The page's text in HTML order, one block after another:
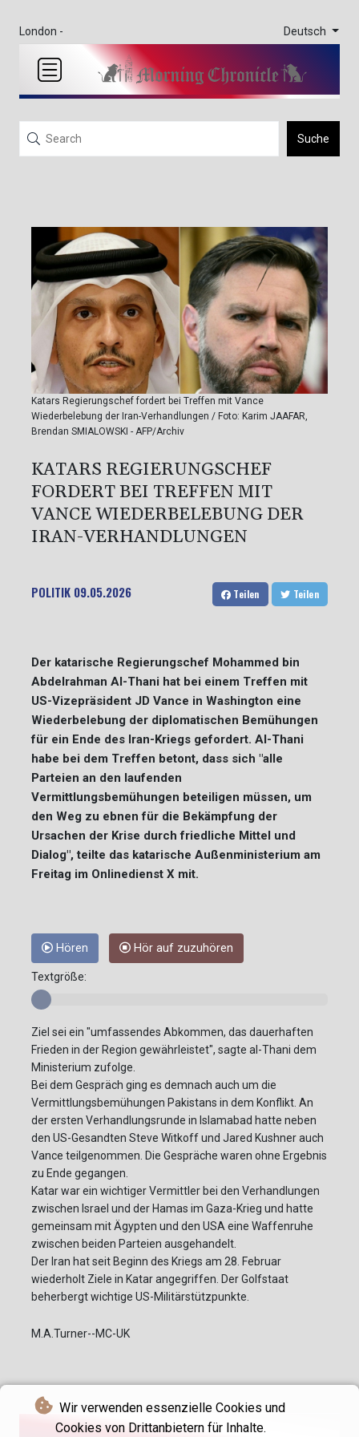
Wir verwenden essenzielle Cookies und
Cookies von Drittanbietern für Inhalte.
London - Deutsch
Suche
Katars Regierungschef fordert bei Treffen mit Vance
Wiederbelebung der Iran-Verhandlungen / Foto: Karim JAAFAR,
Brendan SMIALOWSKI - AFP/Archiv
KATARS REGIERUNGSCHEF
FORDERT BEI TREFFEN MIT
VANCE WIEDERBELEBUNG DER
IRAN-VERHANDLUNGEN
POLITIK 09.05.2026 Teilen Teilen
Der katarische Regierungschef Mohammed bin
Abdelrahman Al-Thani hat bei einem Treffen mit
US-Vizepräsident JD Vance in Washington eine
Wiederbelebung der diplomatischen Bemühungen
für ein Ende des Iran-Kriegs gefordert. Al-Thani
habe bei dem Treffen betont, dass sich "alle
Parteien an den laufenden
Vermittlungsbemühungen beteiligen müssen, um
den Weg zu ebnen für die Bekämpfung der
Ursachen der Krise durch friedliche Mittel und
Dialog", teilte das katarische Außenministerium am
Freitag im Onlinedienst X mit.
Hören Hör auf zuzuhören
Textgröße:
Ziel sei ein "umfassendes Abkommen, das dauerhaften
Frieden in der Region gewährleistet", sagte al-Thani dem
Ministerium zufolge.
Bei dem Gespräch ging es demnach auch um die
Vermittlungsbemühungen Pakistans in dem Konflikt. An
der ersten Verhandlungsrunde in Islamabad hatte neben
den US-Gesandten Steve Witkoff und Jared Kushner auch
Vance teilgenommen. Die Gespräche waren ohne Ergebnis
zu Ende gegangen.
Katar war ein wichtiger Vermittler bei den Verhandlungen
zwischen Israel und der Hamas im Gaza-Krieg und hatte
gemeinsam mit Ägypten und den USA eine Waffenruhe
zwischen beiden Parteien ausgehandelt.
Der Iran hat seit Beginn des Kriegs am 28. Februar
wiederholt Ziele in Katar angegriffen. Der Golfstaat
beherbergt wichtige US-Militärstützpunkte.
M.A.Turner--MC-UK